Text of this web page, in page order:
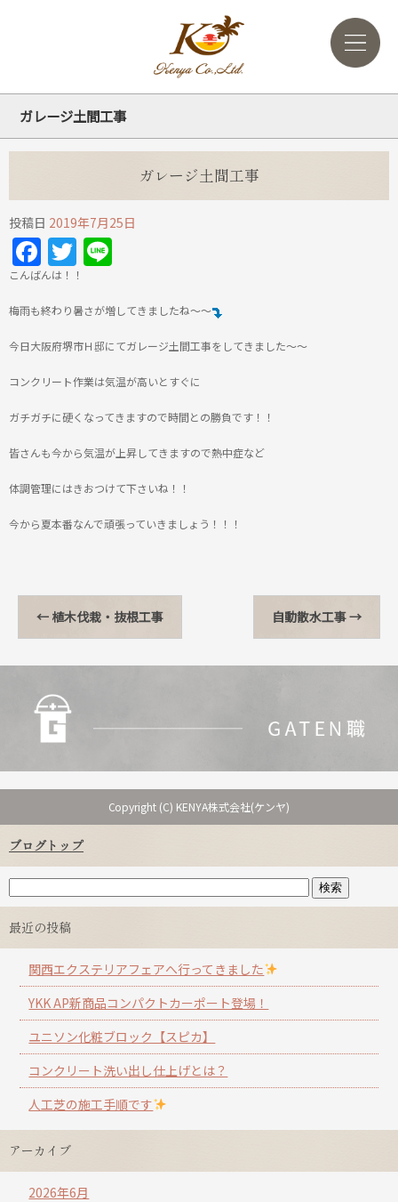
ガレージ土間工事
ガレージ土間工事
投稿日 2019年7月25日
Facebook
Twitter
こんばんは！！
梅雨も終わり暑さが増してきましたね～～
今日大阪府堺市Ｈ邸にてガレージ土間工事をしてきました～～
コンクリート作業は気温が高いとすぐに
ガチガチに硬くなってきますので時間との勝負です！！
皆さんも今から気温が上昇してきますので熱中症など
体調管理にはきおつけて下さいね！！
今から夏本番なんで頑張っていきましょう！！！
← 植木伐栽・抜根工事 自動散水工事→
Copyright (C) KENYA株式会社(ケンヤ)
ブログトップ
最近の投稿
関西エクステリアフェアへ行ってきました
YKK AP新商品コンパクトカーポート登場！
ユニソン化粧ブロック【スピカ】
コンクリート洗い出し仕上げとは？
人工芝の施工手順です
アーカイブ
2026年6月